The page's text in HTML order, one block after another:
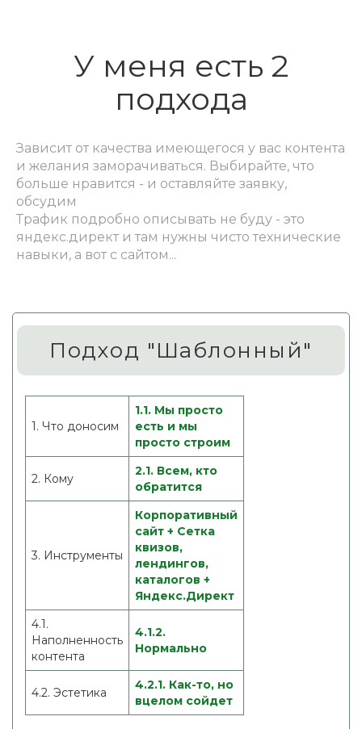
У меня есть 2
подхода
Зависит от качества имеющегося у вас контента
и желания заморачиваться. Выбирайте, что
больше нравится - и оставляйте заявку,
обсудим
Трафик подробно описывать не буду - это
яндекс.директ и там нужны чисто технические
навыки, а вот с сайтом...
Подход "Шаблонный"
1. Что доносим
1.1. Мы просто
есть и мы
просто строим
2. Кому
2.1. Всем, кто
обратится
3. Инструменты
Корпоративный
сайт + Сетка
квизов,
лендингов,
каталогов +
Яндекс.Директ
4.1.
Наполненность
контента
4.1.2.
Нормально
4.2. Эстетика
4.2.1. Как-то, но
вцелом сойдет